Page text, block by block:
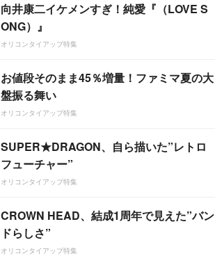
向井康二イケメンすぎ！純愛『（LOVE S
ONG）』
オリコンタイアップ特集
お値段そのまま45％増量！ファミマ夏の大
盤振る舞い
オリコンタイアップ特集
SUPER★DRAGON、自ら描いた”レトロ
フューチャー”
オリコンタイアップ特集
CROWN HEAD、結成1周年で見えた”バン
ドらしさ”
オリコンタイアップ特集